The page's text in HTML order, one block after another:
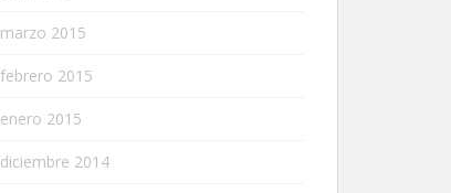
marzo 2015
febrero 2015
enero 2015
diciembre 2014